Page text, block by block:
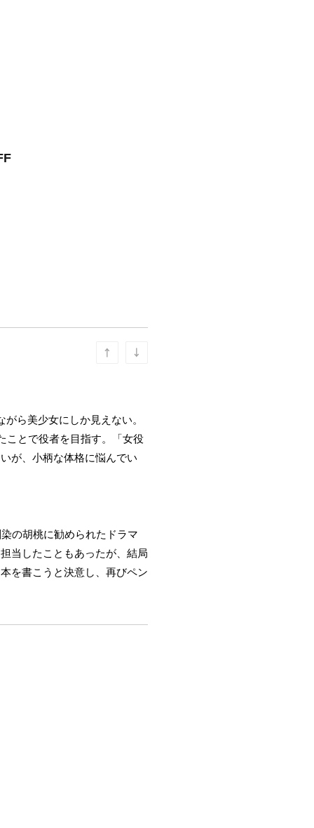
ら美少女にしか見えない。
ことで役者を目指す。「女役
が、小柄な体格に悩んでい
の胡桃に勧められたドラマ
当したこともあったが、結局
を書こうと決意し、再びペン